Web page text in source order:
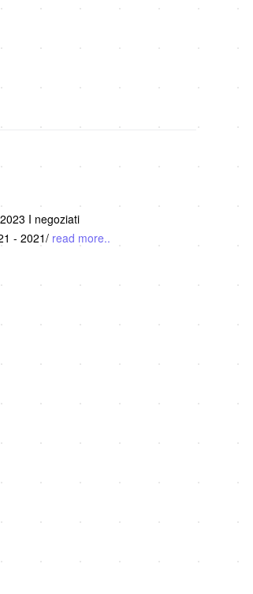
I negoziati
- 2021/ read more..